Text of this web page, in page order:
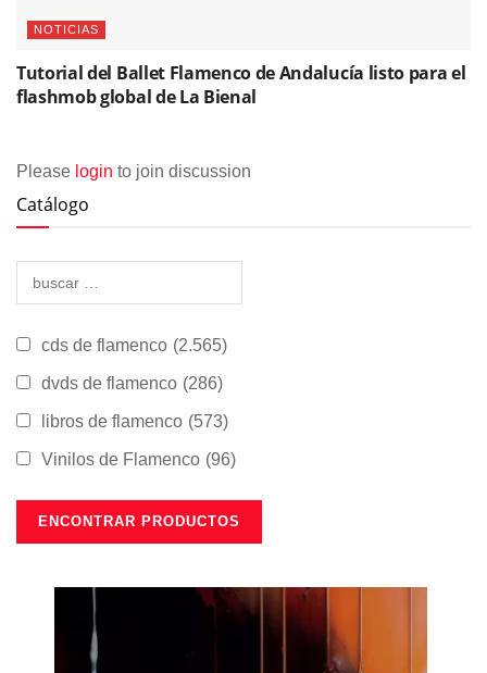
NOTICIAS
Tutorial del Ballet Flamenco de Andalucía listo para el
flashmob global de La Bienal
Please login to join discussion
Catálogo
cds de flamenco (2.565)
dvds de flamenco (286)
libros de flamenco (573)
Vinilos de Flamenco (96)